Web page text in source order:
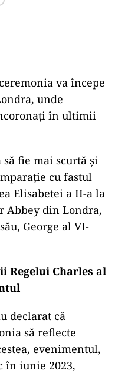
va începe
unde
în ultimii
fie mai scurtă și
cu fastul
Elisabetei a II-a la
Abbey din Londra,
George al VI-
Regelui Charles al
declarat că
să reflecte
evenimentul,
în iunie 2023,